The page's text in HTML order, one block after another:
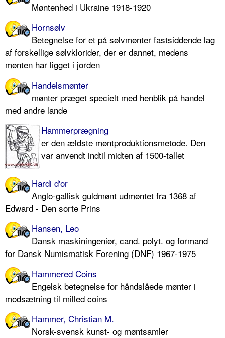
Møntenhed i Ukraine 1918-1920
Hornsølv
Betegnelse for et på sølvmønter fastsiddende lag
af forskellige sølvklorider, der er dannet, medens
mønten har ligget i jorden
Handelsmønter
mønter præget specielt med henblik på handel
med andre lande
Hammerprægning
er den ældste møntproduktionsmetode. Den
var anvendt indtil midten af 1500-tallet
Hardi d'or
Anglo-gallisk guldmønt udmøntet fra 1368 af
Edward - Den sorte Prins
Hansen, Leo
Dansk maskiningeniør, cand. polyt. og formand
for Dansk Numismatisk Forening (DNF) 1967-1975
Hammered Coins
Engelsk betegnelse for håndslåede mønter i
modsætning til milled coins
Hammer, Christian M.
Norsk-svensk kunst- og møntsamler